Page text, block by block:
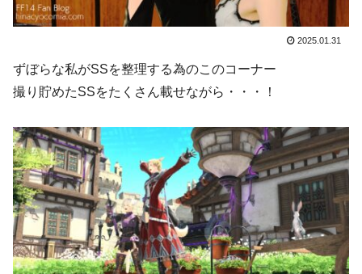
2025.01.31
ずぼらな私がSSを整理する為のこのコーナー
撮り貯めたSSをたくさん載せながら・・・！